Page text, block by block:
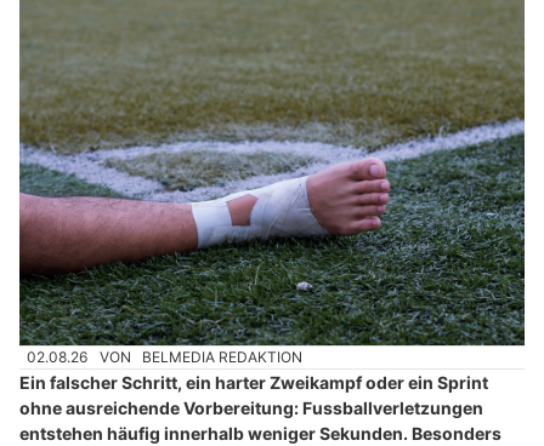
02.08.26 VON BELMEDIA REDAKTION
Ein falscher Schritt, ein harter Zweikampf oder ein Sprint
ohne ausreichende Vorbereitung: Fussballverletzungen
entstehen häufig innerhalb weniger Sekunden. Besonders